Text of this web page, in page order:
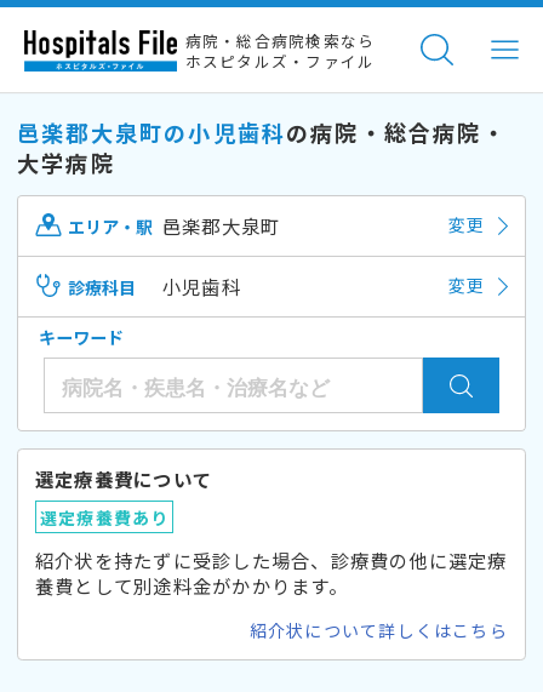
病院・総合病院検索なら
ホスピタルズ・ファイル
邑楽郡大泉町の小児歯科の病院・総合病院・
大学病院
エリア・駅 邑楽郡大泉町 変更
診療科目 小児歯科 変更
キーワード
選定療養費について
選定療養費あり
紹介状を持たずに受診した場合、診療費の他に選定療
養費として別途料金がかかります。
紹介状について詳しくはこちら